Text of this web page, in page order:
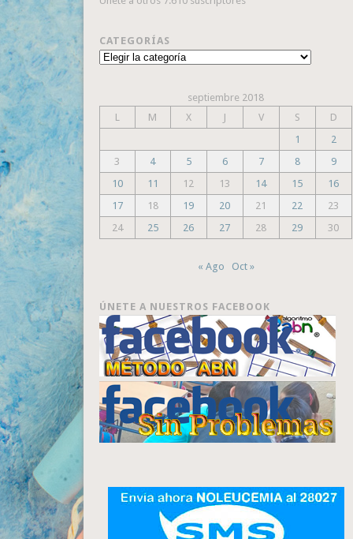
CATEGORÍAS
Categorías
septiembre 2018
L
M X J V S
D
1
2
3
4 5 6 7 8
9
10
11 12 13 14 15
16
17
18 19 20 21 22
23
24
25 26 27 28 29 30
« Ago Oct »
ÚNETE A NUESTROS FACEBOOK